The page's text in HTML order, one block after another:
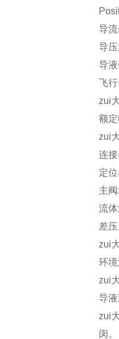
导
导
导
飞
zui
额
zui
连
定
主
流
差
zui
环
zui
导
zui
闵